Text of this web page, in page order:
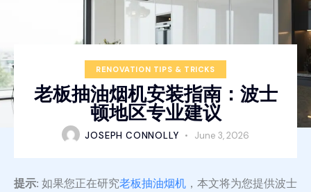
RENOVATION TIPS & TRICKS
老板抽油烟机安装指南：波士
顿地区专业建议
JOSEPH CONNOLLY June 3, 2026
提示: 如果您正在研究老板抽油烟机 ，本文将为您提供波士